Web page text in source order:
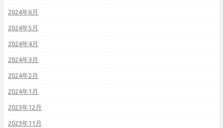
2024年6月
2024年5月
2024年4月
2024年3月
2024年2月
2024年1月
2023年12月
2023年11月